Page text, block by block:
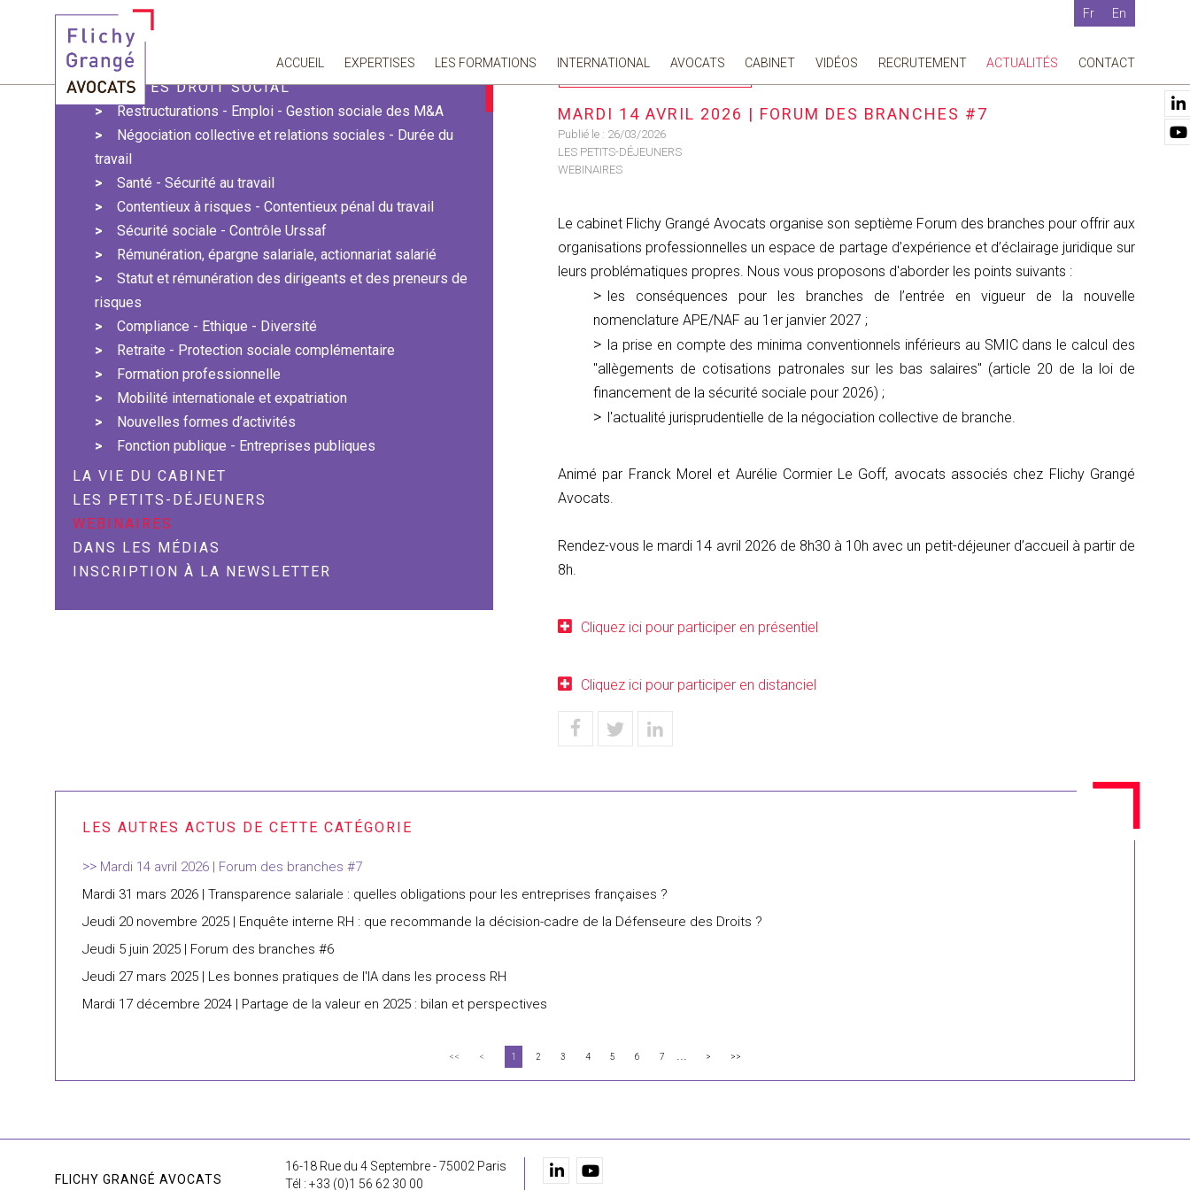
Fr En
ACCUEIL EXPERTISES LES FORMATIONS INTERNATIONAL AVOCATS CABINET VIDÉOS RECRUTEMENT ACTUALITÉS CONTACT
Actualités
ACTUALITÉS DROIT SOCIAL
Restructurations - Emploi - Gestion sociale des M&A
Négociation collective et relations sociales - Durée du
travail
Santé - Sécurité au travail
Contentieux à risques - Contentieux pénal du travail
Sécurité sociale - Contrôle Urssaf
Rémunération, épargne salariale, actionnariat salarié
Statut et rémunération des dirigeants et des preneurs de
risques
Compliance - Ethique - Diversité
Retraite - Protection sociale complémentaire
Formation professionnelle
Mobilité internationale et expatriation
Nouvelles formes d’activités
Fonction publique - Entreprises publiques
LA VIE DU CABINET
LES PETITS-DÉJEUNERS
WEBINAIRES
DANS LES MÉDIAS
INSCRIPTION À LA NEWSLETTER
RECEVOIR NOS INVITATIONS
MARDI 14 AVRIL 2026 | FORUM DES BRANCHES #7
Publié le : 26/03/2026
LES PETITS-DÉJEUNERS
WEBINAIRES
Le cabinet Flichy Grangé Avocats organise son septième Forum des branches pour offrir aux
organisations professionnelles un espace de partage d’expérience et d’éclairage juridique sur
leurs problématiques propres. Nous vous proposons d'aborder les points suivants :
les conséquences pour les branches de l’entrée en vigueur de la nouvelle
nomenclature APE/NAF au 1er janvier 2027 ;
la prise en compte des minima conventionnels inférieurs au SMIC dans le calcul des
"allègements de cotisations patronales sur les bas salaires" (article 20 de la loi de
financement de la sécurité sociale pour 2026) ;
l'actualité jurisprudentielle de la négociation collective de branche.
Animé par Franck Morel et Aurélie Cormier Le Goff, avocats associés chez Flichy Grangé
Avocats.
Rendez-vous le mardi 14 avril 2026 de 8h30 à 10h avec un petit-déjeuner d’accueil à partir de
8h.
Cliquez ici pour participer en présentiel
Cliquez ici pour participer en distanciel
Mardi 14 avril 2026 | Forum des branches #7
Mardi 31 mars 2026 | Transparence salariale : quelles obligations pour les entreprises françaises ?
Jeudi 20 novembre 2025 | Enquête interne RH : que recommande la décision-cadre de la Défenseure des Droits ?
Jeudi 5 juin 2025 | Forum des branches #6
Jeudi 27 mars 2025 | Les bonnes pratiques de l'IA dans les process RH
Mardi 17 décembre 2024 | Partage de la valeur en 2025 : bilan et perspectives
<< < 1 2 3 4 5 6 7 ... > >>
FLICHY GRANGÉ AVOCATS
16-18 Rue du 4 Septembre - 75002 Paris
Tél : +33 (0)1 56 62 30 00